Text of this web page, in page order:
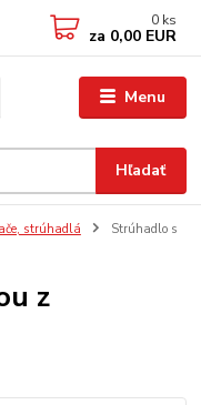
Menu
Hľadať
0 ks
za 0,00 EUR
strúhadlá
Strúhadlo s
z